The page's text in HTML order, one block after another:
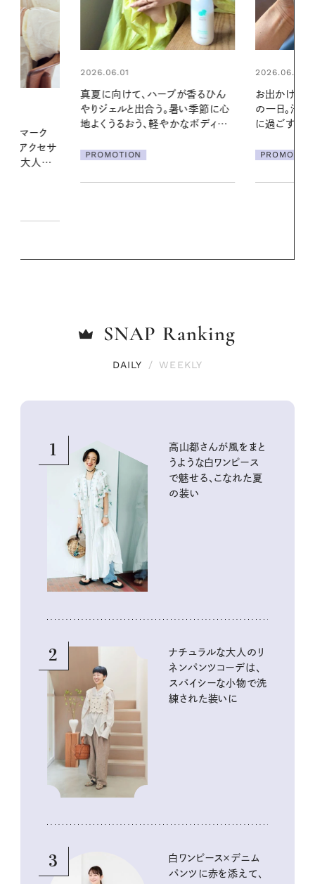
2026.06.01
お出かけ前のひと手間で変わる、夏
の一日。汗ばむ季節を「ごきげん」
に過ごす私の新習慣
PROMOTION
2026.06.01
暑い夏のナイ
える夜の爽
SNAP Ranking
DAILY / WEEKLY
1
高山都さんが風をまと
うような白ワンピース
で魅せる、こなれた夏
の装い
2
ナチュラルな大人のリ
ネンパンツコーデは、
スパイシーな小物で洗
練された装いに
3
白ワンピース×デニム
パンツに赤を添えて、